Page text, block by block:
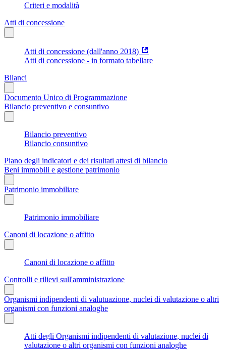
Criteri e modalità
Atti di concessione
Atti di concessione (dall'anno 2018)
Atti di concessione - in formato tabellare
Bilanci
Documento Unico di Programmazione
Bilancio preventivo e consuntivo
Bilancio preventivo
Bilancio consuntivo
Piano degli indicatori e dei risultati attesi di bilancio
Beni immobili e gestione patrimonio
Patrimonio immobiliare
Patrimonio immobiliare
Canoni di locazione o affitto
Canoni di locazione o affitto
Controlli e rilievi sull'amministrazione
Organismi indipendenti di valutuazione, nuclei di valutazione o altri
organismi con funzioni analoghe
Atti degli Organismi indipendenti di valutazione, nuclei di
valutazione o altri organismi con funzioni analoghe